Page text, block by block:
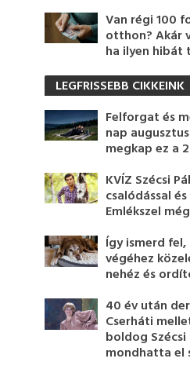
Van régi 100
otthon? Akár
ha ilyen hibát
LEGFRISSEBB CIKKEINK
Felforgat és
nap
megkap ez a
KVÍZ Szécsi
csalódással
Emlékszel
Így ismerd
végéhez
nehéz és
40 év után
Cserháti
boldog Szécsi
mondhatta el